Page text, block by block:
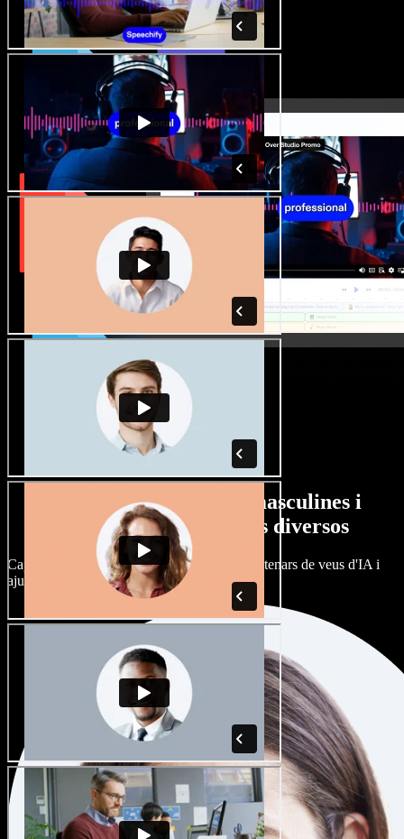
Gran varietat de veus masculines i
femenines amb accents diversos
Cap projecte ha de sonar igual. Tria entre centenars de veus d'IA i
ajusta'n l’accent.